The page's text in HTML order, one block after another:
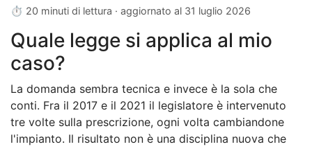
⏱ 20 minuti di lettura · aggiornato al 31 luglio 2026
Quale legge si applica al mio
caso?
La domanda sembra tecnica e invece è la sola che
conti. Fra il 2017 e il 2021 il legislatore è intervenuto
tre volte sulla prescrizione, ogni volta cambiandone
l'impianto. Il risultato non è una disciplina nuova che